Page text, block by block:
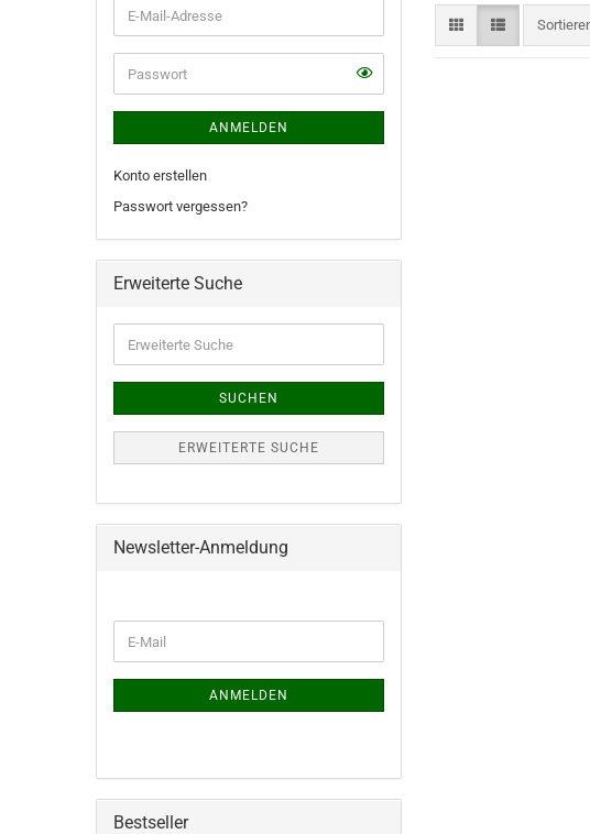
E-
Mail-
Adresse
ANMELDEN
Konto erstellen
Passwort vergessen?
Erweiterte Suche
Suche
SUCHEN
ERWEITERTE SUCHE
Newsletter-Anmeldung
ZUR
E-
Mail
ANMELDEN
Bestseller